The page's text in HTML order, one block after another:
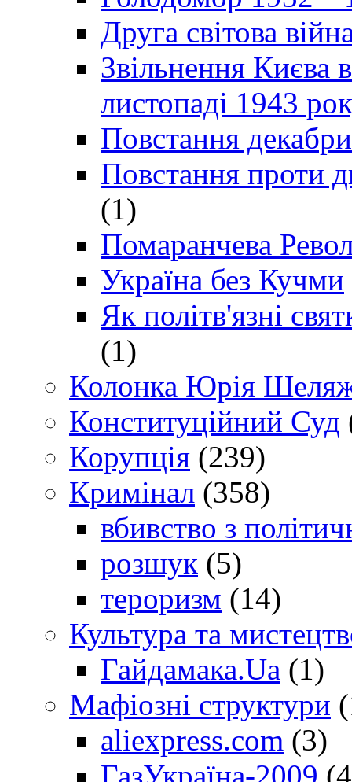
Друга світова
Звільнення Києва
листопаді 1943
Повстання
Повстання проти
(1)
Помаранчева
Україна без Кучми
Як політв'язні
(1)
Колонка Юрія
Конституційний Суд
Корупція (239)
Кримінал (358)
вбивство з
розшук (5)
тероризм (14)
Культура та
Гайдамака.Ua (1)
Мафіозні структури
aliexpress.com (3)
ГазУкраїна-2009